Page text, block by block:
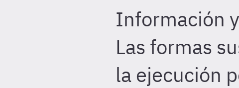
Información
Las formas
la ejecución